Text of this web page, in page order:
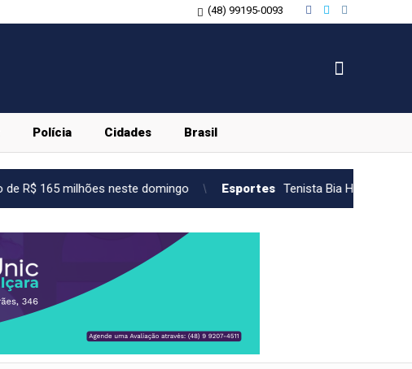
(48) 99195-0093
Polícia Cidades Brasil
domingo Esportes Tenista Bia Haddad anuncia pausa na